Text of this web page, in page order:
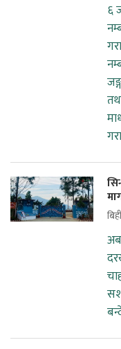
६